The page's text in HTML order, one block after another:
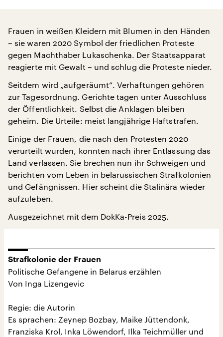
Frauen in weißen Kleidern mit Blumen in den Händen
– sie waren 2020 Symbol der friedlichen Proteste
gegen Machthaber Lukaschenka. Der Staatsapparat
reagierte mit Gewalt – und schlug die Proteste nieder.
Seitdem wird „aufgeräumt“. Verhaftungen gehören
zur Tagesordnung. Gerichte tagen unter Ausschluss
der Öffentlichkeit. Selbst die Anklagen bleiben
geheim. Die Urteile: meist langjährige Haftstrafen.
Einige der Frauen, die nach den Protesten 2020
verurteilt wurden, konnten nach ihrer Entlassung das
Land verlassen. Sie brechen nun ihr Schweigen und
berichten vom Leben in belarussischen Strafkolonien
und Gefängnissen. Hier scheint die Stalinära wieder
aufzuleben.
Ausgezeichnet mit dem DokKa-Preis 2025.
Strafkolonie der Frauen
Politische Gefangene in Belarus erzählen
Von Inga Lizengevic
Regie: die Autorin
Es sprachen: Zeynep Bozbay, Maike Jüttendonk,
Franziska Krol, Inka Löwendorf, Ilka Teichmüller und